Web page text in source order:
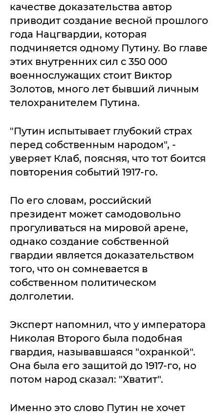
качестве доказательства автор
приводит создание весной прошлого
года Нацгвардии, которая
подчиняется одному Путину. Во главе
этих внутренних сил с 350 000
военнослужащих стоит Виктор
Золотов, много лет бывший личным
телохранителем Путина.
"Путин испытывает глубокий страх
перед собственным народом", -
уверяет Клаб, поясняя, что тот боится
повторения событий 1917-го.
По его словам, российский
президент может самодовольно
прогуливаться на мировой арене,
однако создание собственной
гвардии является доказательством
того, что он сомневается в
собственном политическом
долголетии.
Эксперт напомнил, что у императора
Николая Второго была подобная
гвардия, называвшаяся "охранкой".
Она была его защитой до 1917-го, но
потом народ сказал: "Хватит".
Именно это слово Путин не хочет